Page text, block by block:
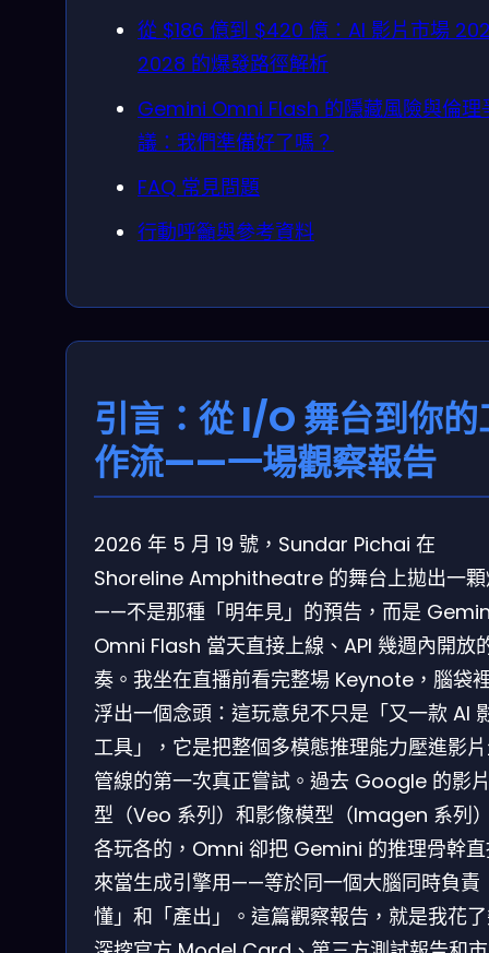
從 $186 億到 $420 億：AI 影片市場
2028 的爆發路徑解析
Gemini Omni Flash 的隱藏風險與倫理
議：我們準備好了嗎？
FAQ 常見問題
行動呼籲與參考資料
引言：從 I/O 舞台到你的
作流——一場觀察報告
2026 年 5 月 19 號，Sundar Pichai 在
Shoreline Amphitheatre 的舞台上拋出一顆
——不是那種「明年見」的預告，而是
Omni Flash 當天直接上線、API 幾週內開放
奏。我坐在直播前看完整場 Keynote，腦袋
浮出一個念頭：這玩意兒不只是「又一款 AI
工具」，它是把整個多模態推理能力壓進影
管線的第一次真正嘗試。過去 Google 的影
型（Veo 系列）和影像模型（Imagen 系列
各玩各的，Omni 卻把 Gemini 的推理骨幹
來當生成引擎用——等於同一個大腦同時負責
懂」和「產出」。這篇觀察報告，就是我花